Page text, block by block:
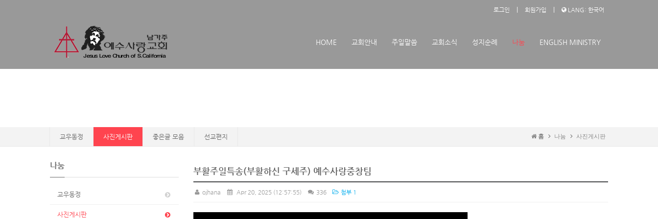
로그인 회원가입 LANG: 한국어
HOME 교회안내 주일말씀 교회소식 성지순례 나눔 ENGLISH MINISTRY
교우동정 사진게시판 좋은글 모음 선교편지 홈 나눔 사진게시판
나눔
교우동정
사진게시판
부활주일특송(부활하신 구세주) 예수사랑중창팀
ojhana Apr 20, 2025 (12:57:55) 336 첨부 1